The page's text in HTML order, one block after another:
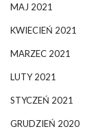
MAJ 2021
KWIECIEŃ 2021
MARZEC 2021
LUTY 2021
STYCZEŃ 2021
GRUDZIEŃ 2020